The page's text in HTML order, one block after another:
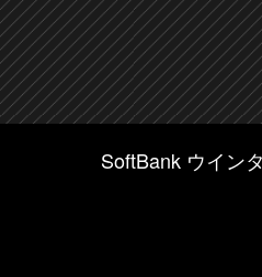
SoftBank ウイン